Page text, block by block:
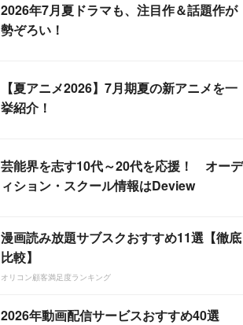
2026年7月夏ドラマも、注目作＆話題作が
勢ぞろい！
【夏アニメ2026】7月期夏の新アニメを一
挙紹介！
芸能界を志す10代～20代を応援！ オーデ
ィション・スクール情報はDeview
漫画読み放題サブスクおすすめ11選【徹底
比較】
オリコン顧客満足度ランキング
2026年動画配信サービスおすすめ40選